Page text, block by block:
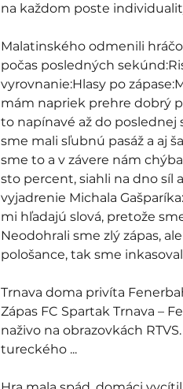
na každom poste
Malatinského odmenili
počas posledných
vyrovnanie:Hlasy po
mám napriek prehre dobrý
to napínavé až do poslednej
sme mali sľubnú pasáž a aj
sme to a v závere nám
sto percent, siahli na dno síl
vyjadrenie Michala
mi hľadajú slová, pretože
Neodohrali sme zlý zápas,
pološance, tak sme
Trnava doma privíta
Zápas FC Spartak Trnava –
naživo na obrazovkách
tureckého ...